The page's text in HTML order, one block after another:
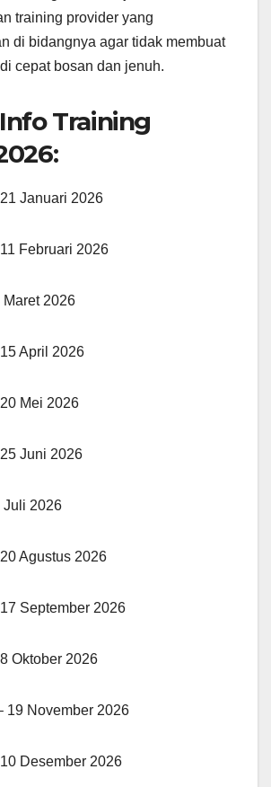
training provider yang
di bidangnya agar tidak membuat
cepat bosan dan jenuh.
Training
Januari 2026
Februari 2026
Maret 2026
April 2026
Mei 2026
Juni 2026
Juli 2026
Agustus 2026
September 2026
Oktober 2026
19 November 2026
Desember 2026